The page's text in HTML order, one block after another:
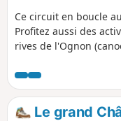
Ce circuit en boucle
Profitez aussi des
rives de l'Ognon
Le grand